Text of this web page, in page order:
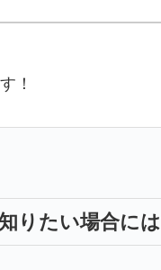
！
りたい場合には